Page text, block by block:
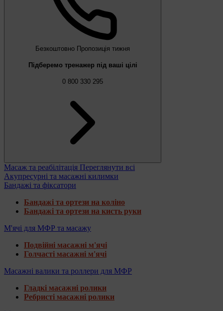
Безкоштовно Пропозиція тижня
Підберемо тренажер під ваші цілі
0 800 330 295
Масаж та реабілітація Переглянути всі
Акупресурні та масажні килимки
Бандажі та фіксатори
Бандажі та ортези на коліно
Бандажі та ортези на кисть руки
М'ячі для МФР та масажу
Подвійні масажні м'ячі
Голчасті масажні м'ячі
Масажні валики та роллери для МФР
Гладкі масажні ролики
Ребристі масажні ролики